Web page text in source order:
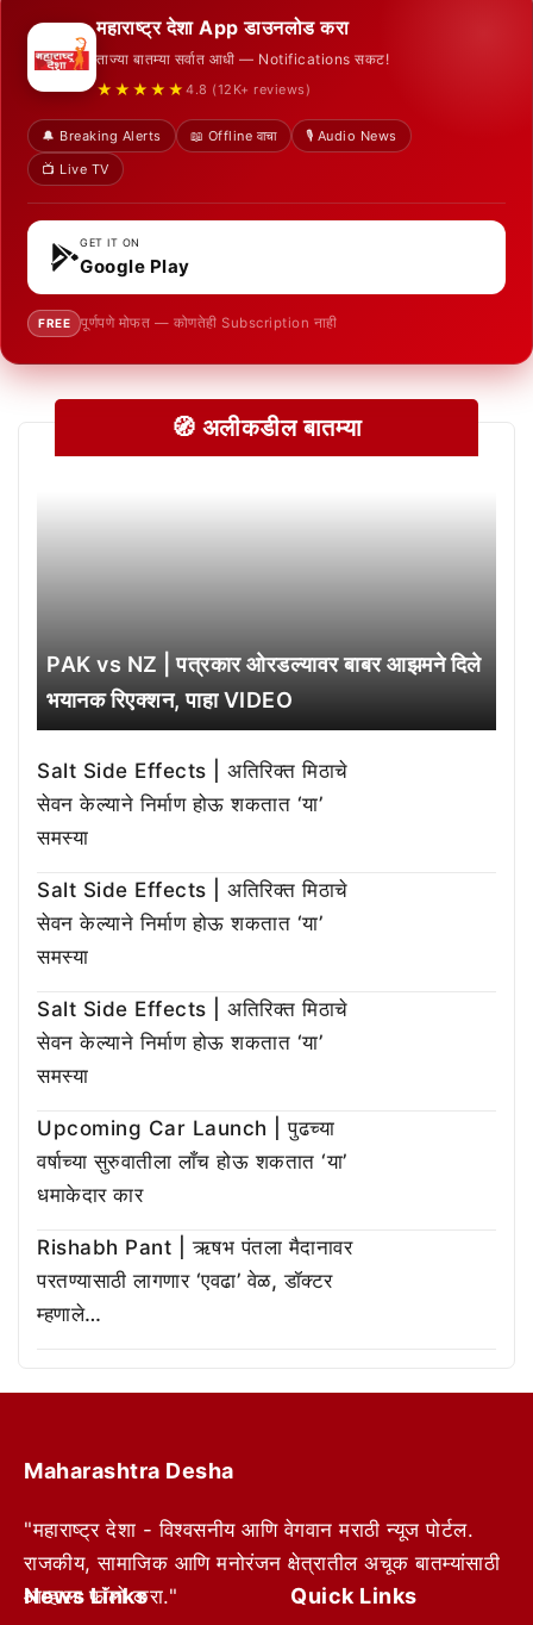
महाराष्ट्र देशा App डाउनलोड करा
ताज्या बातम्या सर्वात आधी — Notifications सकट!
★★★★★ 4.8 (12K+ reviews)
🔔 Breaking Alerts 📖 Offline वाचा
🎙️ Audio News
📺 Live TV
GET IT ON
Google Play
FREE पूर्णपणे मोफत — कोणतेही Subscription नाही
🧭 अलीकडील बातम्या
PAK vs NZ | पत्रकार ओरडल्यावर बाबर आझमने दिले
भयानक रिएक्शन, पाहा VIDEO
Salt Side Effects | अतिरिक्त मिठाचे
सेवन केल्याने निर्माण होऊ शकतात ‘या’
समस्या
Salt Side Effects | अतिरिक्त मिठाचे
सेवन केल्याने निर्माण होऊ शकतात ‘या’
समस्या
Salt Side Effects | अतिरिक्त मिठाचे
सेवन केल्याने निर्माण होऊ शकतात ‘या’
समस्या
Upcoming Car Launch | पुढच्या
वर्षाच्या सुरुवातीला लाँच होऊ शकतात ‘या’
धमाकेदार कार
Rishabh Pant | ऋषभ पंतला मैदानावर
परतण्यासाठी लागणार ‘एवढा’ वेळ, डॉक्टर
म्हणाले…
Maharashtra Desha
"महाराष्ट्र देशा - विश्वसनीय आणि वेगवान मराठी न्यूज पोर्टल.
राजकीय, सामाजिक आणि मनोरंजन क्षेत्रातील अचूक बातम्यांसाठी
आम्हाला फॉलो करा."
News Links Quick Links